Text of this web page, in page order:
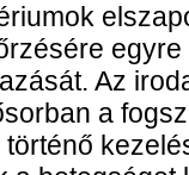
Az
a